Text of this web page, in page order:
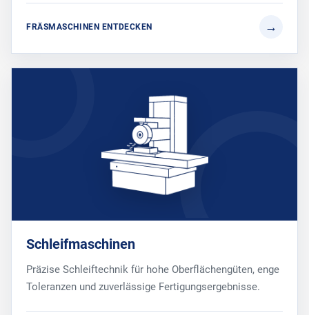
FRÄSMASCHINEN ENTDECKEN
Schleifmaschinen
Präzise Schleiftechnik für hohe Oberflächengüten, enge
Toleranzen und zuverlässige Fertigungsergebnisse.